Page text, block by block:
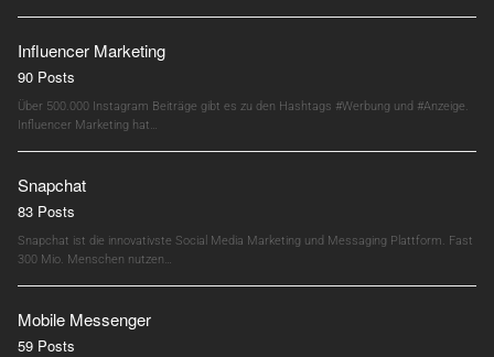
Influencer Marketing
90 Posts
Über 500.000 Instagram Beiträge gibt es zu den Hashtags #Werbung und #Anzeige.
Influencer Marketing hat…
Snapchat
83 Posts
Snapchat ist die innovativste Social Media Marketing und Messaging Plattform. Fast
300 Mio. Menschen nutzen…
Mobile Messenger
59 Posts